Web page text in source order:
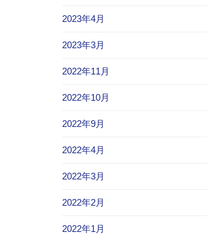
2023年4月
2023年3月
2022年11月
2022年10月
2022年9月
2022年4月
2022年3月
2022年2月
2022年1月